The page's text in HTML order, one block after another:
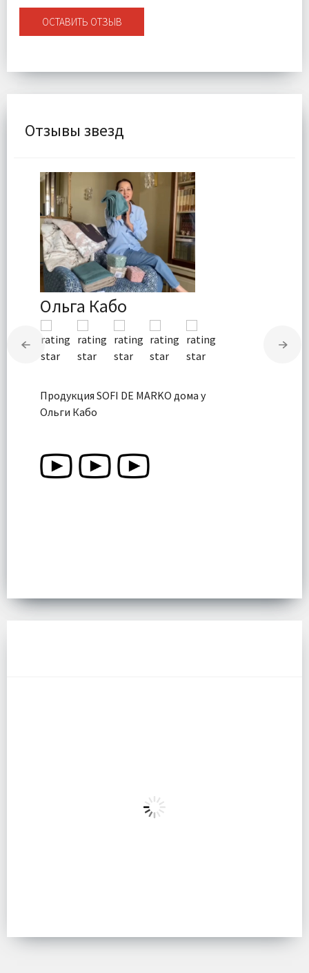
ОСТАВИТЬ ОТЗЫВ
Отзывы звезд
Ольга Кабо
Продукция SOFI DE MARKO дома у
Ольги Кабо